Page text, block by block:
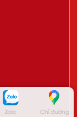
Zalo Chỉ đường